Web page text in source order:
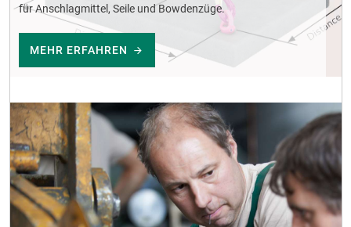
für Anschlagmittel, Seile und Bowdenzüge.
MEHR ERFAHREN